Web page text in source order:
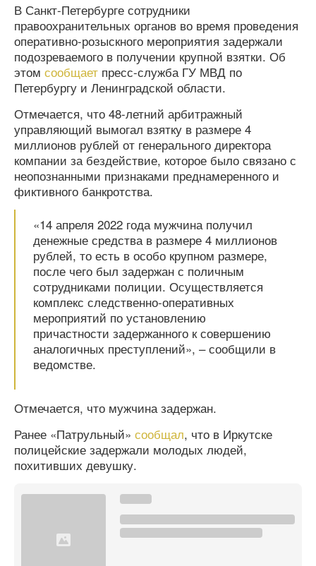
В Санкт-Петербурге сотрудники
правоохранительных органов во время проведения
оперативно-розыскного мероприятия задержали
подозреваемого в получении крупной взятки. Об
этом сообщает пресс-служба ГУ МВД по
Петербургу и Ленинградской области.
Отмечается, что 48-летний арбитражный
управляющий вымогал взятку в размере 4
миллионов рублей от генерального директора
компании за бездействие, которое было связано с
неопознанными признаками преднамеренного и
фиктивного банкротства.
«14 апреля 2022 года мужчина получил
денежные средства в размере 4 миллионов
рублей, то есть в особо крупном размере,
после чего был задержан с поличным
сотрудниками полиции. Осуществляется
комплекс следственно-оперативных
мероприятий по установлению
причастности задержанного к совершению
аналогичных преступлений», – сообщили в
ведомстве.
Отмечается, что мужчина задержан.
Ранее «Патрульный» сообщал, что в Иркутске
полицейские задержали молодых людей,
похитивших девушку.